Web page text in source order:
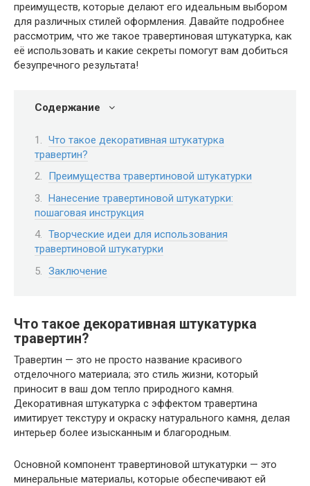
преимуществ, которые делают его идеальным выбором
для различных стилей оформления. Давайте подробнее
рассмотрим, что же такое травертиновая штукатурка, как
её использовать и какие секреты помогут вам добиться
безупречного результата!
Содержание
Что такое декоративная штукатурка
травертин?
Преимущества травертиновой штукатурки
Нанесение травертиновой штукатурки:
пошаговая инструкция
Творческие идеи для использования
травертиновой штукатурки
Заключение
Что такое декоративная штукатурка
травертин?
Травертин — это не просто название красивого
отделочного материала; это стиль жизни, который
приносит в ваш дом тепло природного камня.
Декоративная штукатурка с эффектом травертина
имитирует текстуру и окраску натурального камня, делая
интерьер более изысканным и благородным.
Основной компонент травертиновой штукатурки — это
минеральные материалы, которые обеспечивают ей